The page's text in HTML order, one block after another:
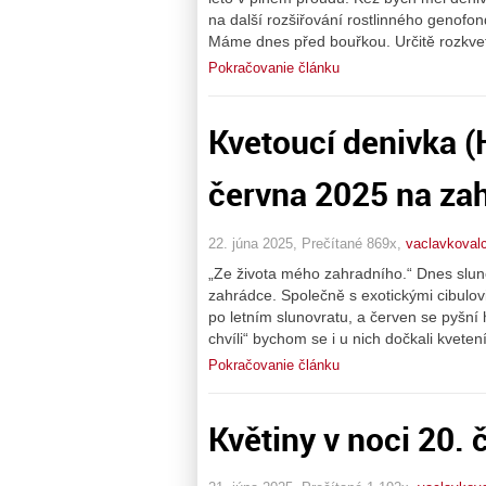
na další rozšiřování rostlinného
Máme dnes před bouřkou. Určitě
Pokračovanie článku
Kvetoucí denivka
června 2025 na
22. júna 2025, Prečítané 869x,
„Ze života mého zahradního.“ Dnes
zahrádce. Společně s exotickými
po letním slunovratu, a červen se pyšní
chvíli“ bychom se i u nich dočkali
Pokračovanie článku
Květiny v noci 20.